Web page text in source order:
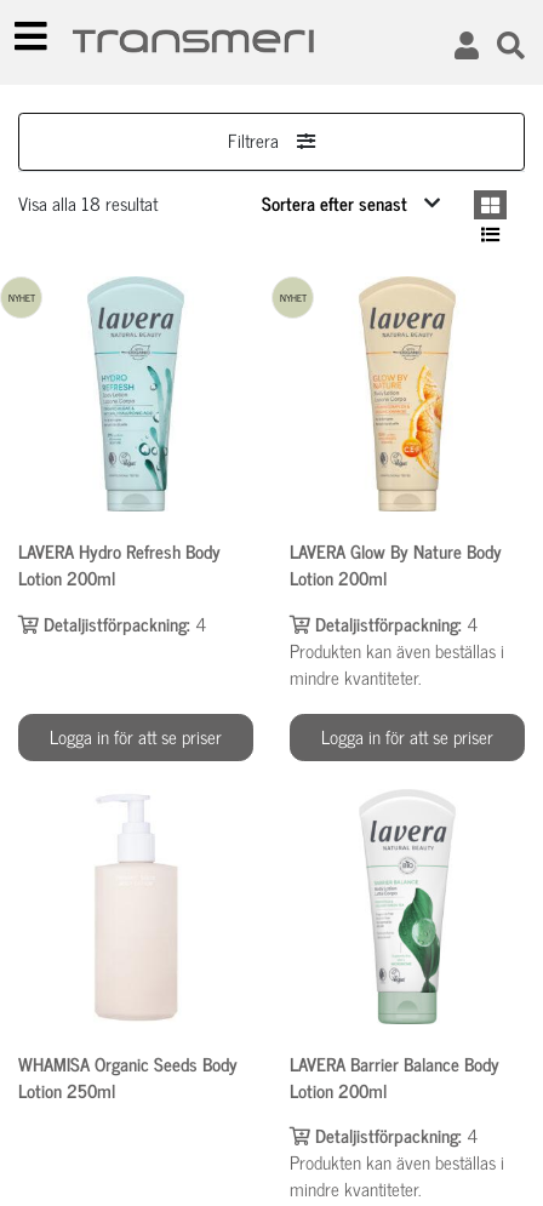
Filtrera
Visa alla 18 resultat
NYHET
LAVERA Hydro Refresh Body
Lotion 200ml
Detaljistförpackning: 4
Logga in för att se priser
NYHET
LAVERA Glow By Nature Body
Lotion 200ml
Detaljistförpackning: 4
Produkten kan även beställas i
mindre kvantiteter.
Logga in för att se priser
WHAMISA Organic Seeds Body
Lotion 250ml
LAVERA Barrier Balance Body
Lotion 200ml
Detaljistförpackning: 4
Produkten kan även beställas i
mindre kvantiteter.